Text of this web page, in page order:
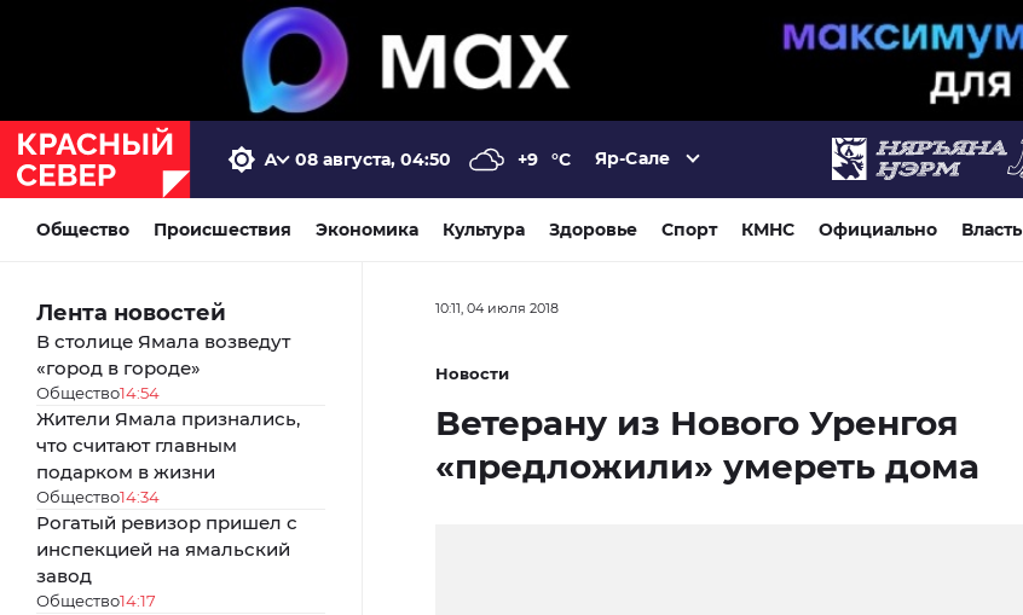
08 августа, 04:50 +9 °C Яр-Сале
Общество Происшествия Экономика Культура Здоровье Спорт КМНС Официально Власть
Лента новостей
В столице Ямала возведут
«город в городе»
Общество14:54
Жители Ямала признались,
что считают главным
подарком в жизни
Общество14:34
Рогатый ревизор пришел с
инспекцией на ямальский
завод
Общество14:17
10:11, 04 июля 2018
Новости
Ветерану из Нового Уренгоя
«предложили» умереть дома